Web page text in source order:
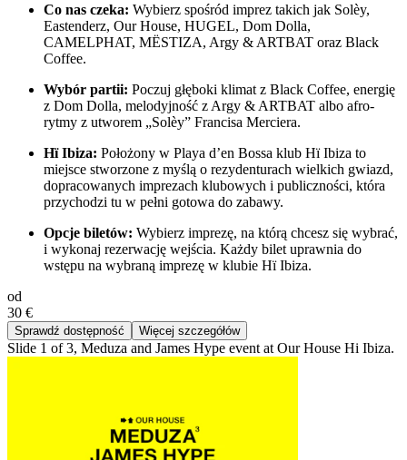
Co nas czeka: Wybierz spośród imprez takich jak Solèy,
Eastenderz, Our House, HUGEL, Dom Dolla,
CAMELPHAT, MËSTIZA, Argy & ARTBAT oraz Black
Coffee.
Wybór partii: Poczuj głęboki klimat z Black Coffee, energię
z Dom Dolla, melodyjność z Argy & ARTBAT albo afro-
rytmy z utworem „Solèy” Francisa Merciera.
Hï Ibiza: Położony w Playa d’en Bossa klub Hï Ibiza to
miejsce stworzone z myślą o rezydenturach wielkich gwiazd,
dopracowanych imprezach klubowych i publiczności, która
przychodzi tu w pełni gotowa do zabawy.
Opcje biletów: Wybierz imprezę, na którą chcesz się wybrać,
i wykonaj rezerwację wejścia. Każdy bilet uprawnia do
wstępu na wybraną imprezę w klubie Hï Ibiza.
od
30 €
Sprawdź dostępność Więcej szczegółów
Slide 1 of 3, Meduza and James Hype event at Our House Hi Ibiza.